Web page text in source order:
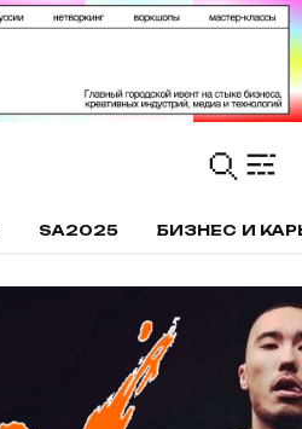
SA2025 БИЗНЕС И